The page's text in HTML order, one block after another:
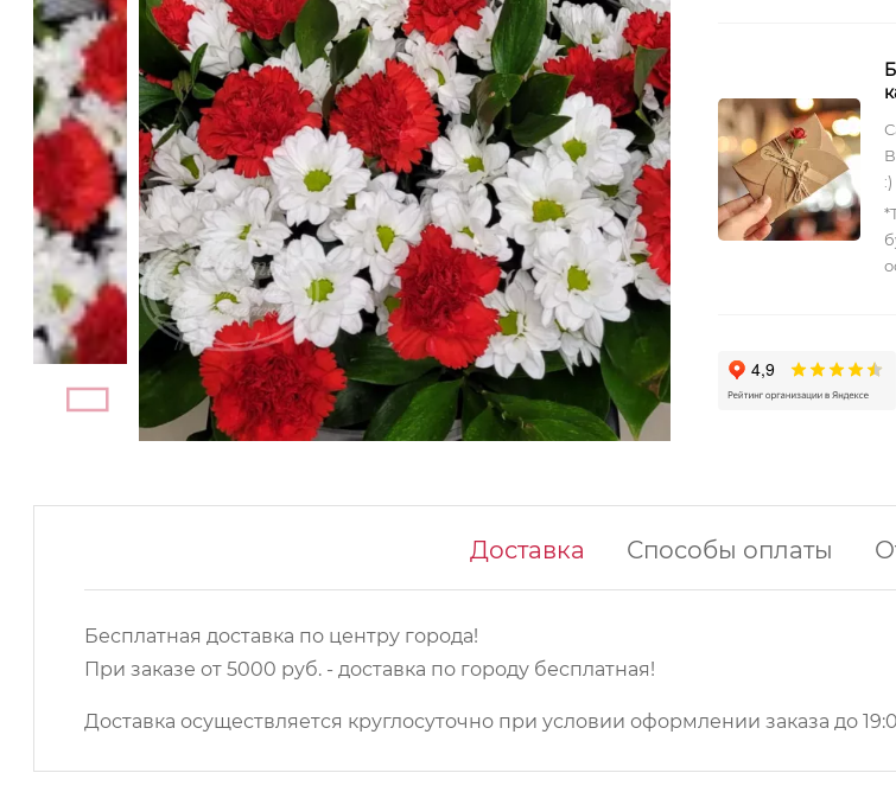
:)
Доставка Способы оплаты
Бесплатная доставка по центру города!
При заказе от 5000 руб. - доставка по городу бесплатная!
Доставка осуществляется круглосуточно при условии оформлении заказа до